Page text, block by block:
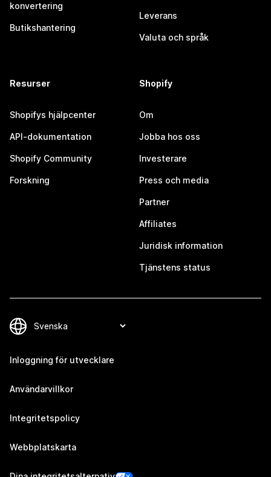
konvertering
Butikshantering
Leverans
Valuta och språk
Resurser
Shopifys hjälpcenter
API-dokumentation
Shopify Community
Forskning
Shopify
Om
Jobba hos oss
Investerare
Press och media
Partner
Affiliates
Juridisk information
Tjänstens status
Inloggning för utvecklare
Användarvillkor
Integritetspolicy
Webbplatskarta